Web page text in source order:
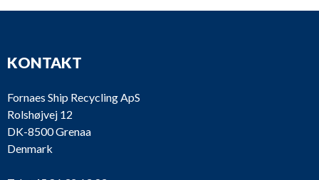
KONTAKT
Fornaes Ship Recycling ApS
Rolshøjvej 12
DK-8500 Grenaa
Denmark